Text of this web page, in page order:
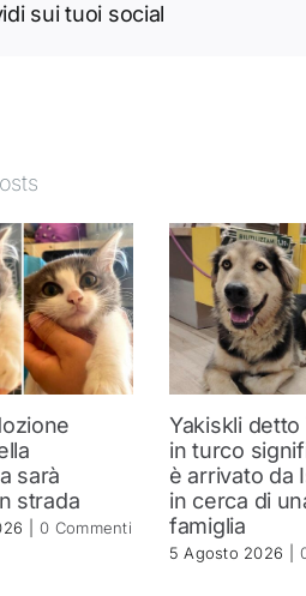
sui tuoi social
sarà
strada
0 Commenti
Yakiskli detto
in turco
è arrivato da
in cerca di
famiglia
5 Agosto 2026